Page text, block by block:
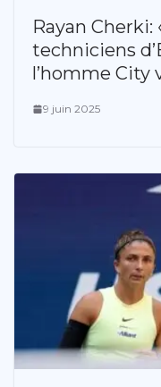
Rayan Cherki:
techniciens
l’homme City
9 juin 2025